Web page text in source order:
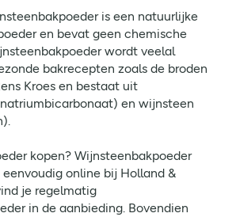
is een natuurlijke
en bevat geen chemische
wordt veelal
bakrecepten zoals de broden
Kroes en bestaat uit
en wijnsteen
kopen? Wijnsteenbakpoeder
online bij Holland &
je regelmatig
in de aanbieding. Bovendien